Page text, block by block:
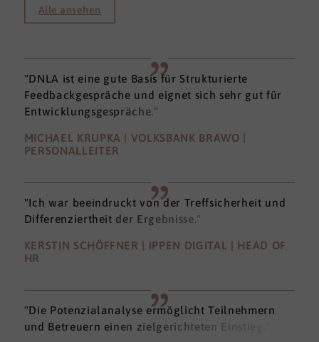
Alle ansehen
"DNLA ist eine gute Basis für Strukturierte
Feedbackgespräche und eignet sich sehr gut für
Entwicklungsgespräche."
MICHAEL KRUPKA | VOLKSBANK BRAWO |
PERSONALLEITER
"Ich war beeindruckt von der Treffsicherheit und
Differenziertheit der Ergebnisse."
KERSTIN SCHÖFFNER | IPPEN DIGITAL | HEAD OF
HR
"Die Potenzialanalyse ermöglicht Teilnehmern
und Betreuern einen zielgerichteten Einstieg."